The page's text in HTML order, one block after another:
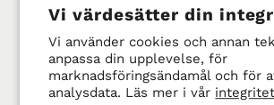
Vi värdesätter din
Vi använder cookies och annan
anpassa din upplevelse, för
marknadsföringsändamål och för
analysdata. Läs mer i vår
labb mm.
Structurgruppen AB startade 1979
har vi projekterat, utvecklat och
värmeprodukter till i princip alla